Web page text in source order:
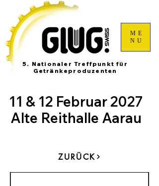
ME
NU
11 & 12 Februar 2027
Alte Reithalle Aarau
5. Nationaler Treffpunkt für
Getränkeproduzenten
ZURÜCK